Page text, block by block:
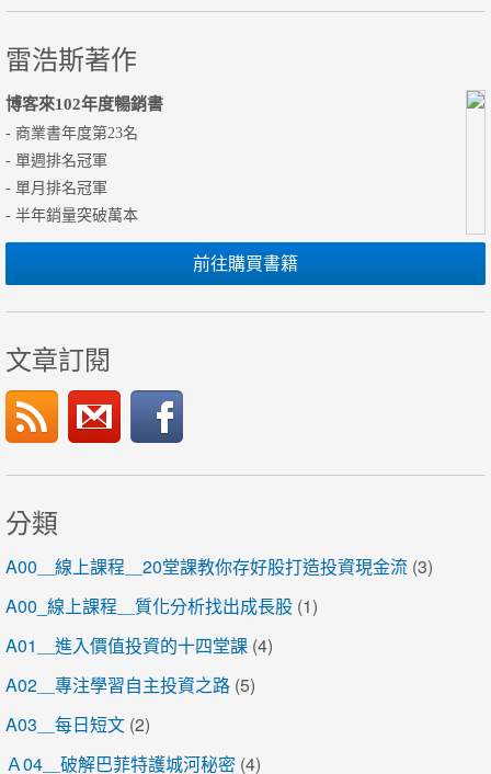
雷浩斯著作
博客來102年度暢銷書
- 商業書年度第23名
- 單週排名冠軍
- 單月排名冠軍
- 半年銷量突破萬本
前往購買書籍
文章訂閱
分類
A00＿線上課程＿20堂課教你存好股打造投資現金流 (3)
A00_線上課程＿質化分析找出成長股 (1)
A01＿進入價值投資的十四堂課 (4)
A02＿專注學習自主投資之路 (5)
A03＿每日短文 (2)
Ａ04＿破解巴菲特護城河秘密 (4)